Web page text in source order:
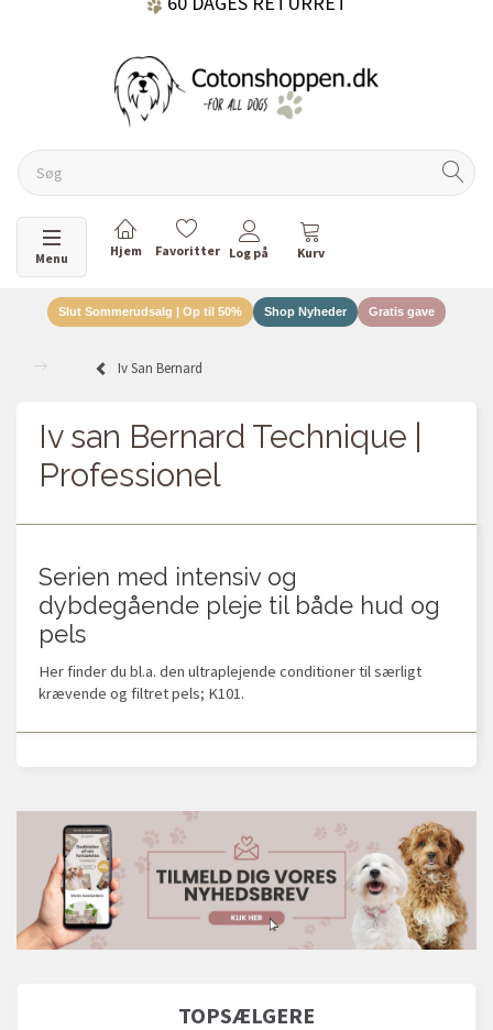
DANSKEJET VIRKSOMHED
Skifte navigation
Menu
Slut Sommerudsalg | Op til 50% Shop Nyheder Gratis gave
Iv San Bernard
Iv san Bernard Technique |
Professionel
Serien med intensiv og
dybdegående pleje til både hud og
pels
Her finder du bl.a. den ultraplejende conditioner til særligt
krævende og filtret pels; K101.
TOPSÆLGERE